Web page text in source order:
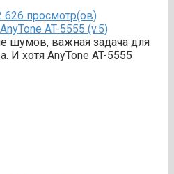
626 просмотр(ов)
AT-5555 (v.5)
шумов, важная задача для
И хотя AnyTone AT-5555